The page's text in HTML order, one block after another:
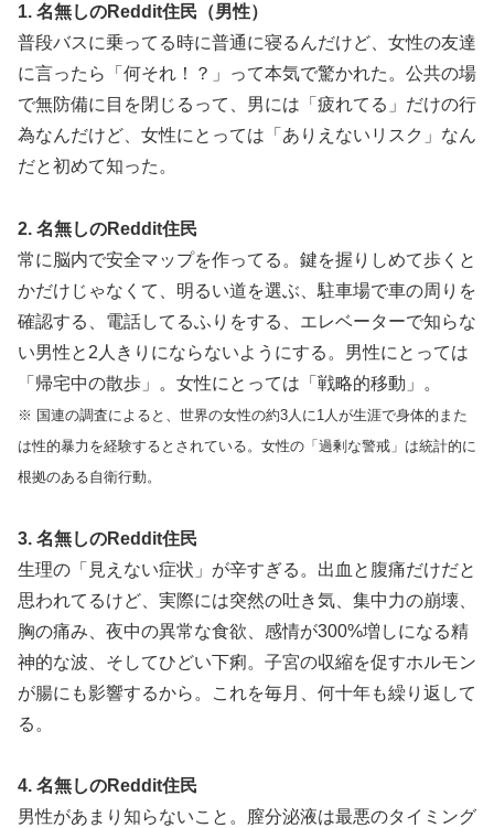
1. 名無しのReddit住民（男性）
普段バスに乗ってる時に普通に寝るんだけど、女性の友達
に言ったら「何それ！？」って本気で驚かれた。公共の場
で無防備に目を閉じるって、男には「疲れてる」だけの行
為なんだけど、女性にとっては「ありえないリスク」なん
だと初めて知った。
2. 名無しのReddit住民
常に脳内で安全マップを作ってる。鍵を握りしめて歩くと
かだけじゃなくて、明るい道を選ぶ、駐車場で車の周りを
確認する、電話してるふりをする、エレベーターで知らな
い男性と2人きりにならないようにする。男性にとっては
「帰宅中の散歩」。女性にとっては「戦略的移動」。
※ 国連の調査によると、世界の女性の約3人に1人が生涯で身体的また
は性的暴力を経験するとされている。女性の「過剰な警戒」は統計的に
根拠のある自衛行動。
3. 名無しのReddit住民
生理の「見えない症状」が辛すぎる。出血と腹痛だけだと
思われてるけど、実際には突然の吐き気、集中力の崩壊、
胸の痛み、夜中の異常な食欲、感情が300%増しになる精
神的な波、そしてひどい下痢。子宮の収縮を促すホルモン
が腸にも影響するから。これを毎月、何十年も繰り返して
る。
4. 名無しのReddit住民
男性があまり知らないこと。膣分泌液は最悪のタイミング